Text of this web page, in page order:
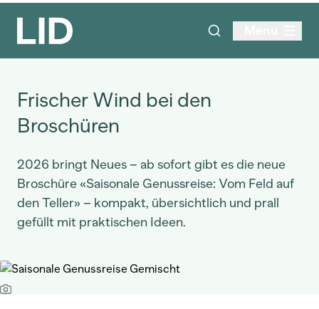
Frischer Wind bei den
Broschüren
2026 bringt Neues – ab sofort gibt es die neue
Broschüre «Saisonale Genussreise: Vom Feld auf
den Teller» – kompakt, übersichtlich und prall
gefüllt mit praktischen Ideen.